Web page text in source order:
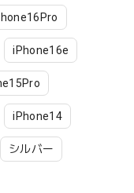
iPhone16e
iPhone14
シルバー